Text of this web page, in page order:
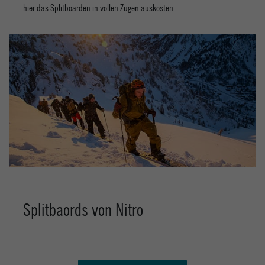
hier das Splitboarden in vollen Zügen auskosten.
Splitbaords von Nitro